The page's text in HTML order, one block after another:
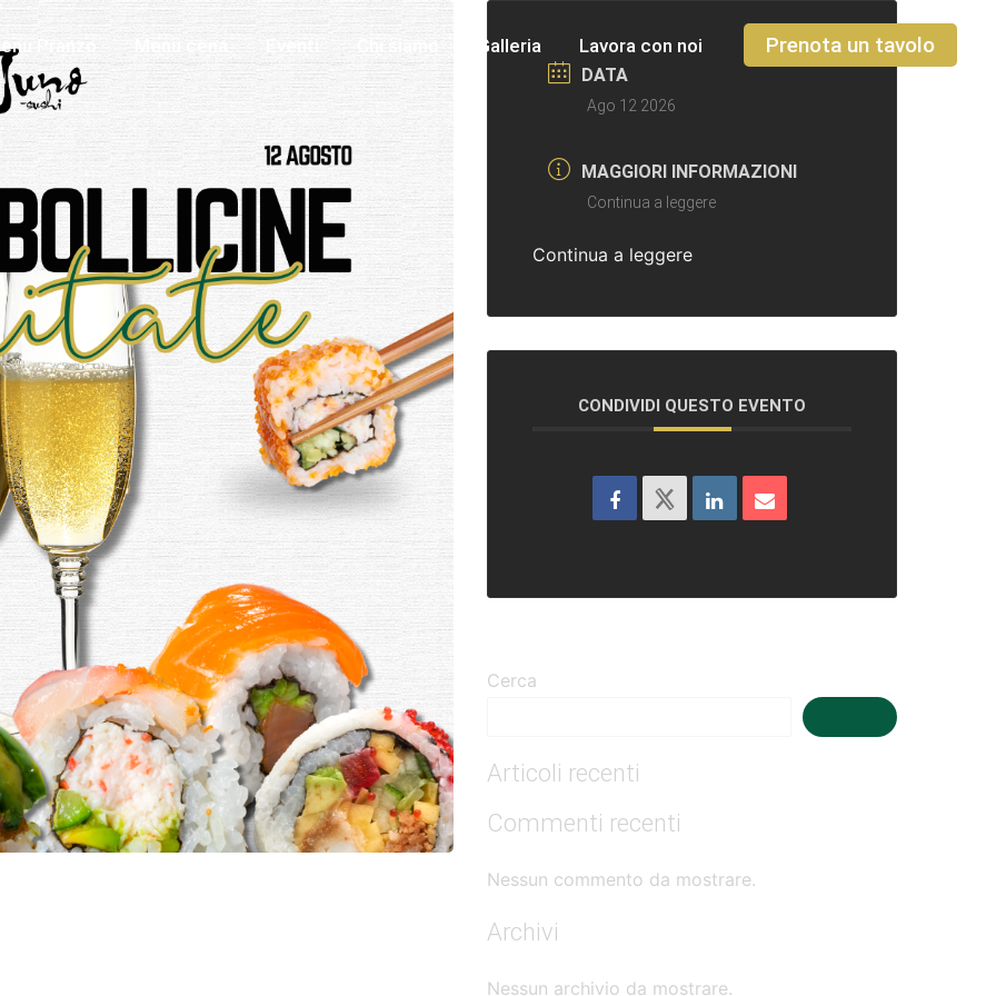
Pranzo Eventi Galleria Lavora con noi Prenota un tavolo
DATA
Ago 12 2026
MAGGIORI INFORMAZIONI
Continua a leggere
Continua a leggere
CONDIVIDI QUESTO EVENTO
Cerca
Articoli recenti
Commenti recenti
Nessun commento da mostrare.
Archivi
Nessun archivio da mostrare.